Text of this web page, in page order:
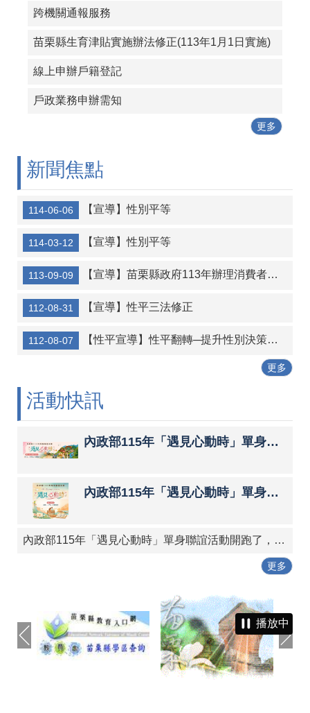
跨機關通報服務
苗栗縣生育津貼實施辦法修正(113年1月1日實施)
線上申辦戶籍登記
戶政業務申辦需知
更多
新聞焦點
114-06-06 【宣導】性別平等
114-03-12 【宣導】性別平等
113-09-09 【宣導】苗栗縣政府113年辦理消費者保護暨反詐騙宣導
112-08-31 【宣導】性平三法修正
112-08-07 【性平宣導】性平翻轉─提升性別決策比例
更多
活動快訊
內政部115年「遇見心動時」單身聯誼活動第3、10～14梯次，8月7日至16日受理網路報名，歡迎踴躍參與，詳情請參閱內政部戶政司全球資訊網。
內政部115年「遇見心動時」單身聯誼活動第5～9梯次，6月22日至7月1日開放報名，歡迎踴躍參與，詳情請參閱內政部戶政司全球資訊網。
內政部115年「遇見心動時」單身聯誼活動開跑了，歡迎踴躍參與，詳情及報名請參閱內政部戶政司全球資訊網。
更多
播放中